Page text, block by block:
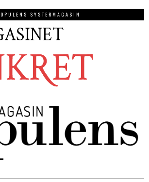
OPULENS SYSTERMAGASIN